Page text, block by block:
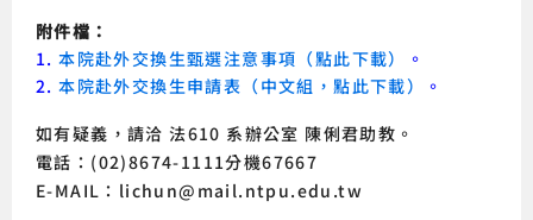
附件檔：
1.本院赴外交換生甄選注意事項（點此下載）
。
2.本院赴外交換生申請表（中文組，點此下載）
。
如有疑義，請洽 法610 系辦公室 陳俐君助教。
電話：(02)8674-1111分機67667
E-MAIL：lichun@mail.ntpu.edu.tw